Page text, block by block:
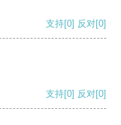
支持[0] 反对[0]
支持[0] 反对[0]